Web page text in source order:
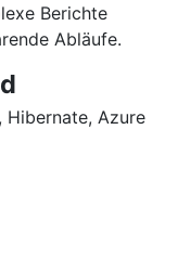
Berichte
Abläufe.
Hibernate, Azure